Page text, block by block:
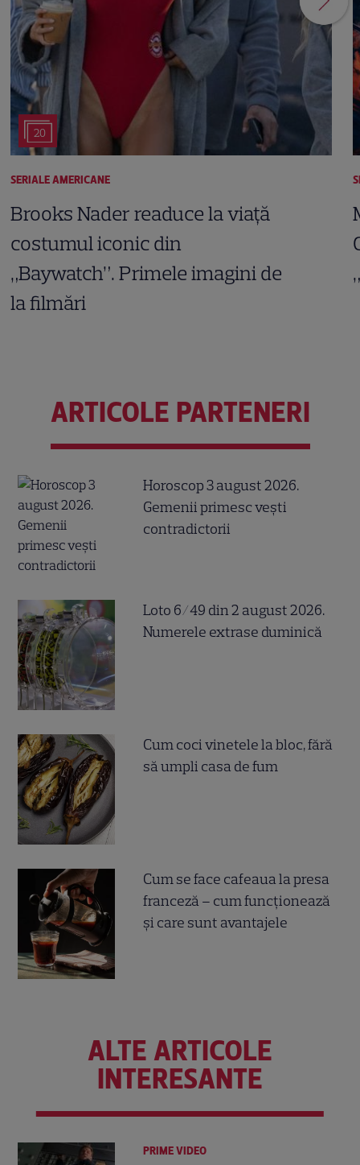
20
SERIALE AMERICANE
Brooks Nader readuce la viață
costumul iconic din
„Baywatch”. Primele imagini de
la filmări
ARTICOLE PARTENERI
Horoscop 3 august 2026.
Gemenii primesc vești
contradictorii
Loto 6/49 din 2 august 2026.
Numerele extrase duminică
Cum coci vinetele la bloc, fără
să umpli casa de fum
Cum se face cafeaua la presa
franceză – cum funcționează
și care sunt avantajele
ALTE ARTICOLE
INTERESANTE
PRIME VIDEO